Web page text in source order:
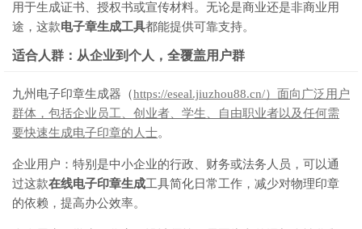
用于生成证书、授权书或宣传材料。无论是商业还是非商业用
途，这款电子章生成工具都能提供可靠支持。
适合人群：从企业到个人，全覆盖用户群
九州电子印章生成器（https://eseal.jiuzhou88.cn/）面向广泛用户
群体，包括企业员工、创业者、学生、自由职业者以及任何需
要快速生成电子印章的人士。
企业用户：特别是中小企业的行政、财务或法务人员，可以通
过这款在线电子印章生成工具简化日常工作，减少对物理印章
的依赖，提高办公效率。